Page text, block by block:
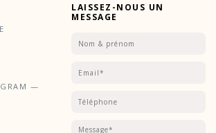
—
LAISSEZ-NOUS UN
MESSAGE